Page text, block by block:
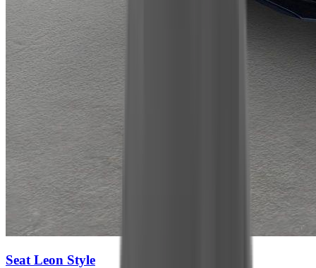
Seat Leon Style